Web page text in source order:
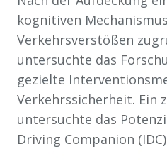
kognitiven
Verkehrsverstößen
untersuchte das
gezielte
Verkehrssicherheit. Ein
untersuchte das
Driving Companion